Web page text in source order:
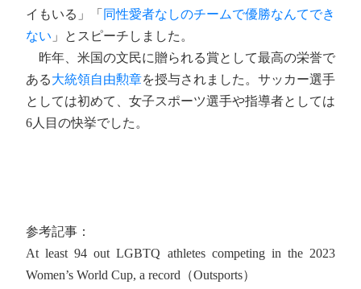
イもいる」「 同性愛者なしのチームで優勝なんてでき
ない 」とスピーチしました。
昨年、米国の文民に贈られる賞として最高の栄誉で
ある大統領自由勲章を授与されました。サッカー選手
としては初めて、女子スポーツ選手や指導者としては
6人目の快挙でした。
参考記事：
At least 94 out LGBTQ athletes competing in the 2023
Women’s World Cup, a record（Outsports）